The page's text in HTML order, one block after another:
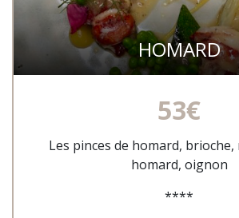
HOMARD
53€
Les pinces de homard, brioche,
homard, oignon
****